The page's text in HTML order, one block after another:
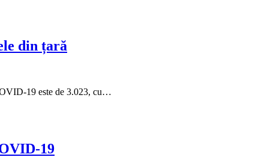
din țară
19 este de 3.023, cu…
19